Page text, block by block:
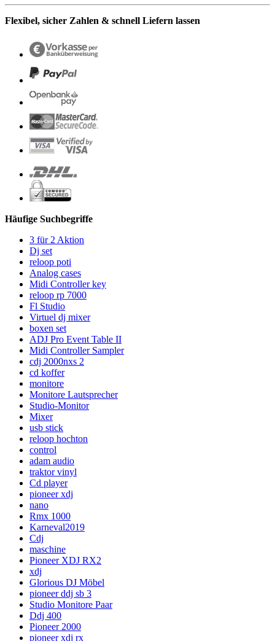
Flexibel, sicher Zahlen & schnell Liefern lassen
Häufige Suchbegriffe
3 für 2 Aktion
Dj set
reloop poti
Analog cases
Midi Controller key
reloop rp 7000
Fl Studio
Virtuel dj mixer
boxen set
ADJ Pro Event Table II
Midi Controller Sampler
cdj 2000nxs 2
cd koffer
monitore
Monitore Lautsprecher
Studio-Monitor
Mixer
usb stick
reloop hochton
control
adam audio
traktor vinyl
Cd player
pioneer xdj
nano
Rmx 1000
Karneval2019
Cdj
maschine
Pioneer XDJ RX2
xdj
Glorious DJ Möbel
pioneer ddj sb 3
Studio Monitore Paar
Ddj 400
Pioneer 2000
pioneer xdj rx